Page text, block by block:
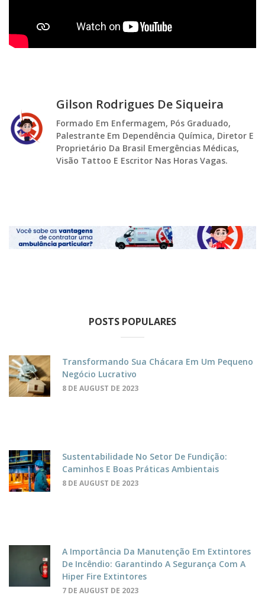
Gilson Rodrigues De Siqueira
Formado Em Enfermagem, Pós Graduado,
Palestrante Em Dependência Química, Diretor E
Proprietário Da Brasil Emergências Médicas,
Visão Tattoo E Escritor Nas Horas Vagas.
POSTS POPULARES
Transformando Sua Chácara Em Um Pequeno
Negócio Lucrativo
8 DE AUGUST DE 2023
Sustentabilidade No Setor De Fundição:
Caminhos E Boas Práticas Ambientais
8 DE AUGUST DE 2023
A Importância Da Manutenção Em Extintores
De Incêndio: Garantindo A Segurança Com A
Hiper Fire Extintores
7 DE AUGUST DE 2023